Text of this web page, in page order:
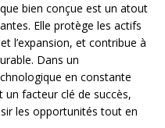
bien conçue est un atout
Elle protège les actifs
l’expansion, et contribue à
Dans un
en constante
un facteur clé de succès,
les opportunités tout en